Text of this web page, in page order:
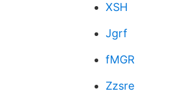
XSH
Jgrf
fMGR
Zzsre